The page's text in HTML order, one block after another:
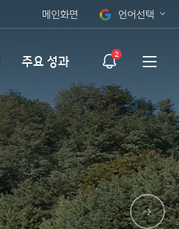
메인화면 언어선택
주요 성과 2